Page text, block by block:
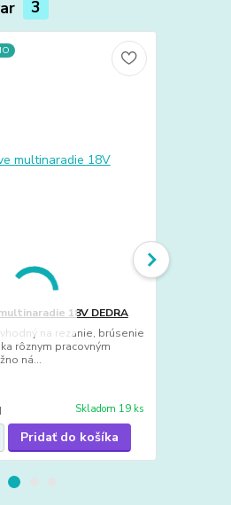
3
18V DEDRA
na rezanie, brúsenie
rôznym pracovným
ná...
Skladom 19 ks
Pridať do košíka